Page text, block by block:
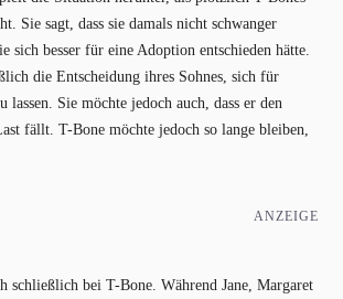
Sie sagt, dass sie damals nicht schwanger
sich besser für eine Adoption entschieden hätte.
die Entscheidung ihres Sohnes, sich für
Sie möchte jedoch auch, dass er den
fällt. T-Bone möchte jedoch so lange bleiben,
ANZEIGE
schließlich bei T-Bone. Während Jane, Margaret